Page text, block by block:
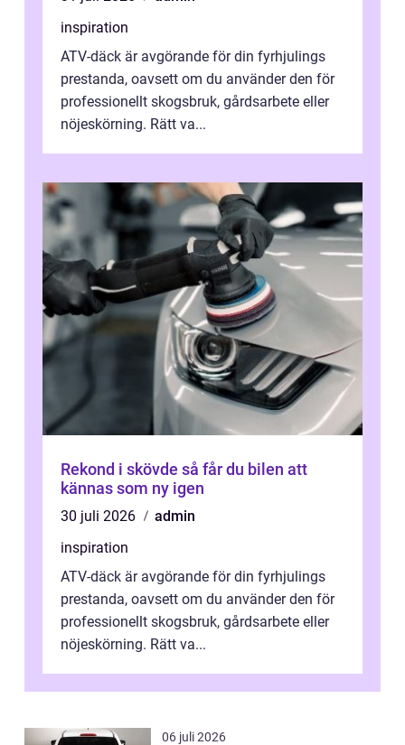
inspiration
ATV-däck är avgörande för din fyrhjulings
prestanda, oavsett om du använder den för
professionellt skogsbruk, gårdsarbete eller
nöjeskörning. Rätt va...
Rekond i skövde så får du bilen att
kännas som ny igen
30 juli 2026
admin
inspiration
ATV-däck är avgörande för din fyrhjulings
prestanda, oavsett om du använder den för
professionellt skogsbruk, gårdsarbete eller
nöjeskörning. Rätt va...
06 juli 2026